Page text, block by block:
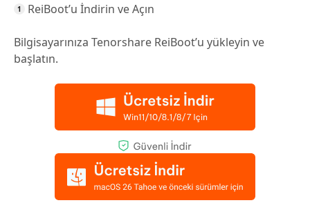
ReiBoot’u İndirin ve Açın
Bilgisayarınıza Tenorshare ReiBoot’u yükleyin ve
başlatın.